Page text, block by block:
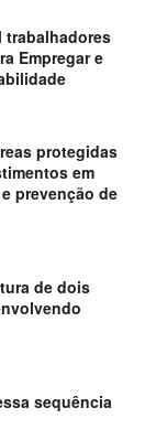
trabalhadores
Empregar e
protegidas
em
prevenção de
de dois
sequência